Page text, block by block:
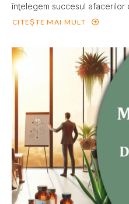
înţelegem succesul afacerilor
CITEȘTE MAI MULT